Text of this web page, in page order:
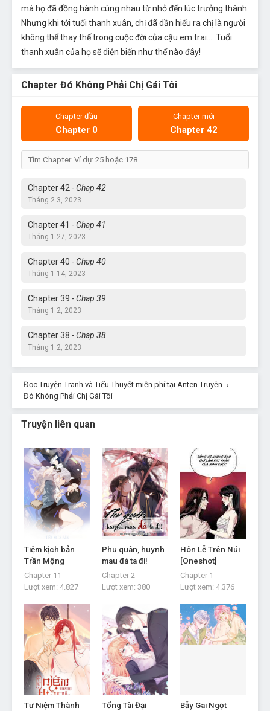
mà họ đã đồng hành cùng nhau từ nhỏ đến lúc trưởng thành.
Nhưng khi tới tuổi thanh xuân, chị đã dần hiểu ra chị là người
không thể thay thế trong cuộc đời của cậu em trai…. Tuổi
thanh xuân của họ sẽ diễn biến như thế nào đây!
Chapter Đó Không Phải Chị Gái Tôi
Chapter đầu
Chapter 0
Chapter mới
Chapter 42
Chapter 42- Chap 42
Tháng 2 3, 2023
Chapter 41 - Chap 41
Tháng 1 27, 2023
Chapter 40 - Chap 40
Tháng 1 14, 2023
Chapter 39 - Chap 39
Tháng 1 2, 2023
Chapter 38 - Chap 38
Tháng 1 2, 2023
Chapter 37- Chap 37
Tháng 1 2, 2023
Chapter 36- Chap 36
Tháng 12 27, 2022
Chapter 35- Chap 35
Tháng 11 30, 2022
Chapter 34- Chap 34
Tháng 11 22, 2022
Chapter 33- Chap 33
Tháng 11 22, 2022
Chapter 32
Chapter 31
Tháng 11 3, 2022
Chapter 30- Chap 30
Tháng 10 28, 2022
Chapter 29 - Chap 29
Tháng 10 28, 2022
Chapter 28- Chap 28
Đọc Truyện Tranh và Tiểu Thuyết miễn phí tại Anten Truyện ›
Đó Không Phải Chị Gái Tôi
Truyện liên quan
Tiệm kịch bản
Trần Mộng
Chapter 11
Lượt xem: 4.827
Phu quân, huynh
mau đá ta đi!
Chapter 2
Lượt xem: 380
Hôn Lễ Trên Núi
[Oneshot]
Chapter 1
Lượt xem: 4.376
Tư Niệm Thành
Tổng Tài Đại
Bẫy Gai Ngọt